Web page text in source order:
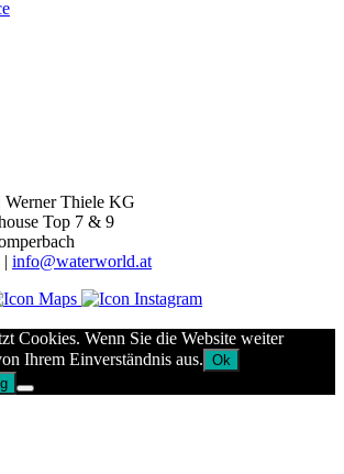
| Werner Thiele KG
Top 7 & 9
| info@waterworld.at
Cookies. Wenn Sie die Website weiter
Ihrem Einverständnis aus. Ok